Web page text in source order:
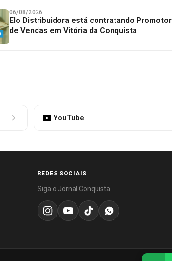
06/08/2026
Elo Distribuidora está contratando Promotor
de Vendas em Vitória da Conquista
YouTube
REDES SOCIAIS
Siga o Jornal Conquista